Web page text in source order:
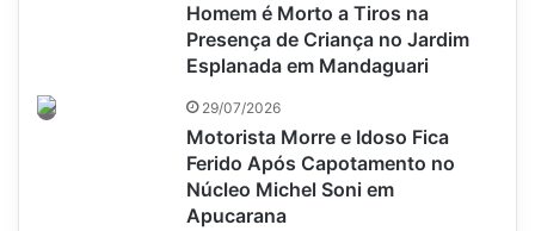
Homem é Morto a Tiros na
Presença de Criança no Jardim
Esplanada em Mandaguari
29/07/2026
Motorista Morre e Idoso Fica
Ferido Após Capotamento no
Núcleo Michel Soni em
Apucarana